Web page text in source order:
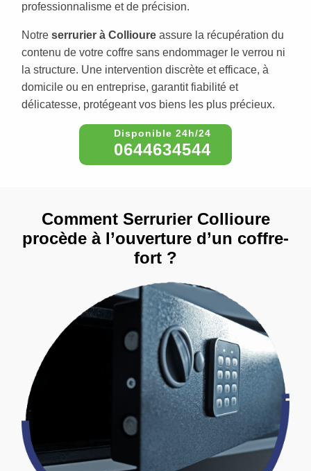
professionnalisme et de précision.
Notre serrurier à Collioure assure la récupération du
contenu de votre coffre sans endommager le verrou ni
la structure. Une intervention discrète et efficace, à
domicile ou en entreprise, garantit fiabilité et
délicatesse, protégeant vos biens les plus précieux.
0644634544
Comment Serrurier Collioure
procède à l’ouverture d’un coffre-
fort ?